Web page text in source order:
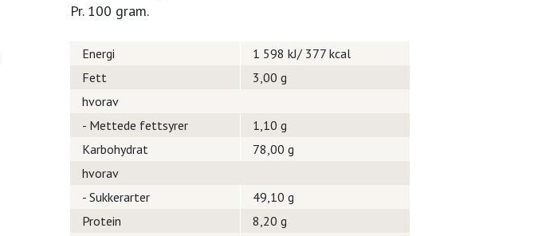
Pr. 100 gram.
Energi
1 598 kJ/ 377 kcal
Fett
3,00 g
hvorav
- Mettede fettsyrer
1,10 g
Karbohydrat
78,00 g
hvorav
- Sukkerarter
49,10 g
Protein
8,20 g